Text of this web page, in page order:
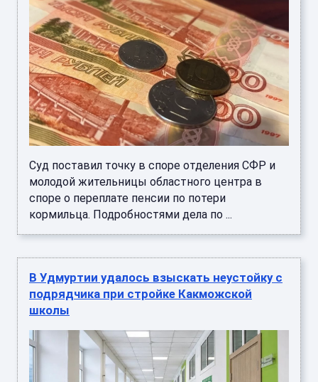
Суд поставил точку в споре отделения СФР и
молодой жительницы областного центра в
споре о переплате пенсии по потери
кормильца. Подробностями дела по ...
В Удмуртии удалось взыскать неустойку с
подрядчика при стройке Какможской
школы